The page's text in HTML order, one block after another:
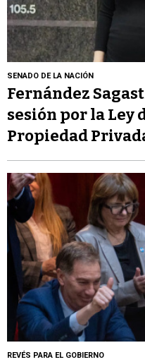
SENADO DE LA NACIÓN
Fernández
sesión por la Ley
Propiedad
REVÉS PARA EL GOBIERNO